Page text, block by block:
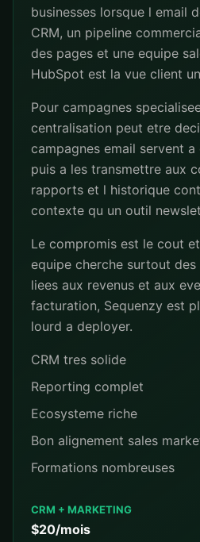
businesses lorsque l email
CRM, un pipeline
des pages et une equipe
HubSpot est la vue client
Pour campagnes
centralisation peut etre
campagnes email servent
puis a les transmettre aux
rapports et l historique
contexte qu un outil
Le compromis est le cout
equipe cherche surtout des
liees aux revenus et aux
facturation, Sequenzy est
lourd a deployer.
CRM tres solide
Reporting complet
Ecosysteme riche
Bon alignement sales
Formations nombreuses
CRM + MARKETING
$20/mois